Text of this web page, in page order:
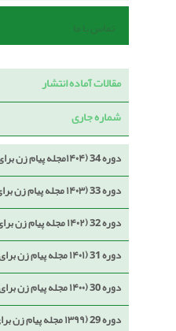
تماس با ما
مقالات آماده انتشار
شماره جاری
دوره 34 (۱۴۰۴مجله پیام زن برای بانوان)
دوره 33 (۱۴۰۳ مجله پیام زن برای بانوان)
دوره 32 (۱۴۰۲ مجله پیام زن برای بانوان)
دوره 31 (۱۴۰۱ مجله پیام زن برای بانوان)
دوره 30 (۱۴۰۰ مجله پیام زن برای بانوان)
دوره 29 (۱۳۹۹ مجله پیام زن برای بانوان)